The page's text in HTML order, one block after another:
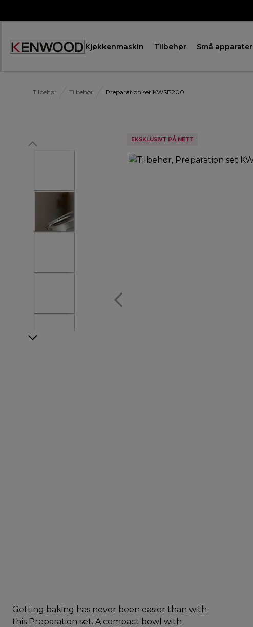
Kjøkkenmaskin Tilbehør Små apparater
Tilbehør Tilbehør Preparation set KWSP200
EKSKLUSIVT PÅ NETT
Getting baking has never been easier than with
this Preparation set. A compact bowl with